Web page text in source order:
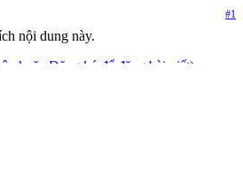
#1
nội dung này.
hoặc Đăng ký để đăng bài viết)